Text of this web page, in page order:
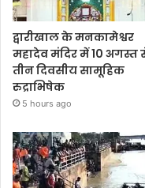
द्वारीखाल के मनकामेश्वर
महादेव मंदिर में 10 अगस्त
तीन दिवसीय सामूहिक
रुद्राभिषेक
5 hours ago